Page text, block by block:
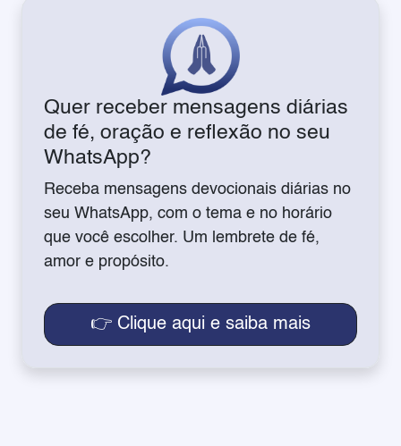
Quer receber mensagens diárias
de fé, oração e reflexão no seu
WhatsApp?
Receba mensagens devocionais diárias no
seu WhatsApp, com o tema e no horário
que você escolher. Um lembrete de fé,
amor e propósito.
👉 Clique aqui e saiba mais